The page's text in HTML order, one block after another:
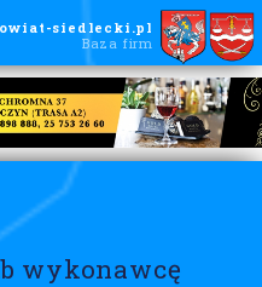
siedlecki.pl
Baza firm
wykonawcę